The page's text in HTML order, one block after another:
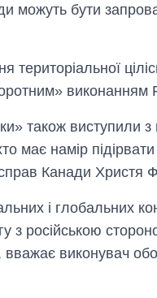
можуть бути
територіальної
також виступили з
має намір
Канади Христя
і глобальних
з російською
вважає виконувач